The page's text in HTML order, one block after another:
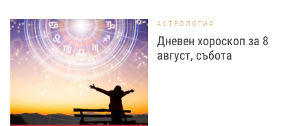
АСТРОЛОГИЯ
Дневен хороскоп за 8
август, събота